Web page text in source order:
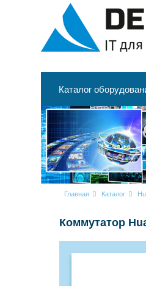
Каталог
Главная Каталог
Коммутатор